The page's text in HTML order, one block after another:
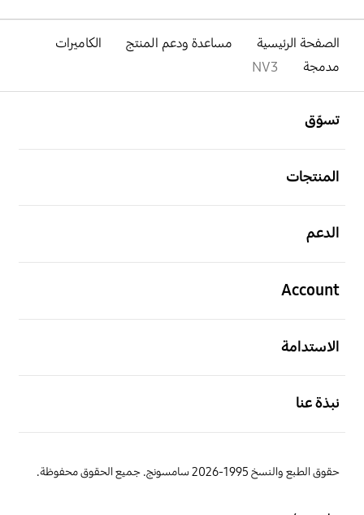
الصفحة الرئيسية مساعدة ودعم المنتج
الكاميرات
مدمجة
NV3
تسوّق
المنتجات
الدعم
Account
الاستدامة
نبذة عنا
حقوق الطبع والنسخ 1995-2026 سامسونج. جميع الحقوق محفوظة.